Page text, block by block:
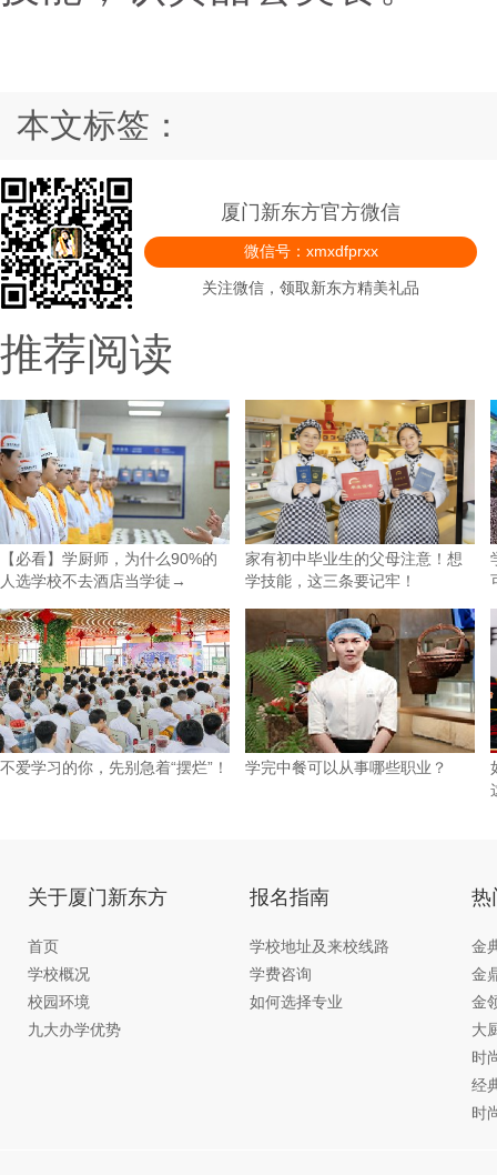
本文标签：
厦门新东方官方微信
微信号：xmxdfprxx
关注微信，领取新东方精美礼品
推荐阅读
【必看】学厨师，为什么90%的
人选学校不去酒店当学徒→
家有初中毕业生的父母注意！想
学技能，这三条要记牢！
不爱学习的你，先别急着“摆烂”！ 学完中餐可以从事哪些职业？
关于厦门新东方
首页
学校概况
校园环境
九大办学优势
报名指南
学校地址及来校线路
学费咨询
如何选择专业
热
金
金
金
大
时
经
时